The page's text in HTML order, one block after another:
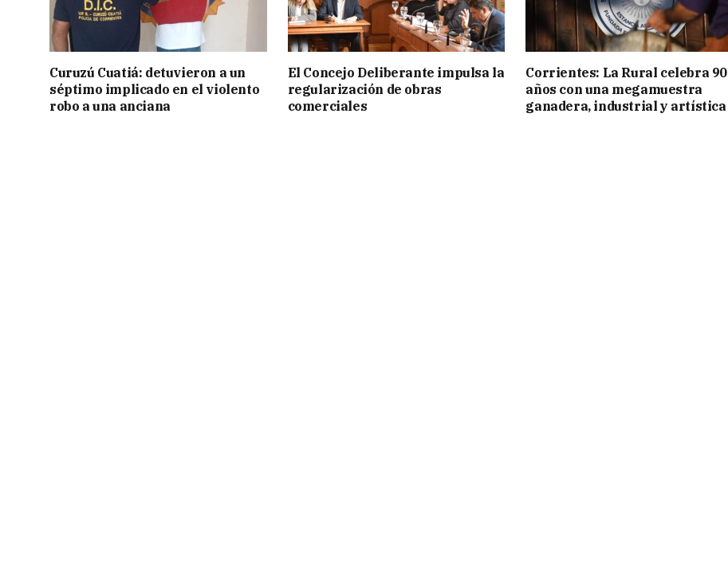
Curuzú Cuatiá: detuvieron a un
séptimo implicado en el violento
robo a una anciana
El Concejo Deliberante impulsa la
regularización de obras
comerciales
Corrientes: La Rural celebra 90
años con una megamuestra
ganadera, industrial y artística